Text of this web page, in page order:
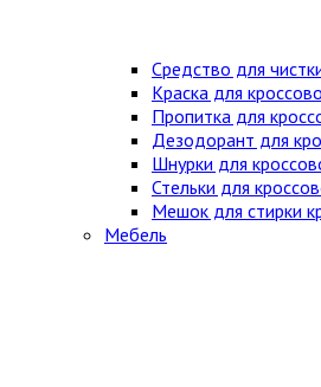
Средство для
Краска для
Пропитка для
Дезодорант для
Шнурки для
Стельки для
Мешок для стирки
Мебель